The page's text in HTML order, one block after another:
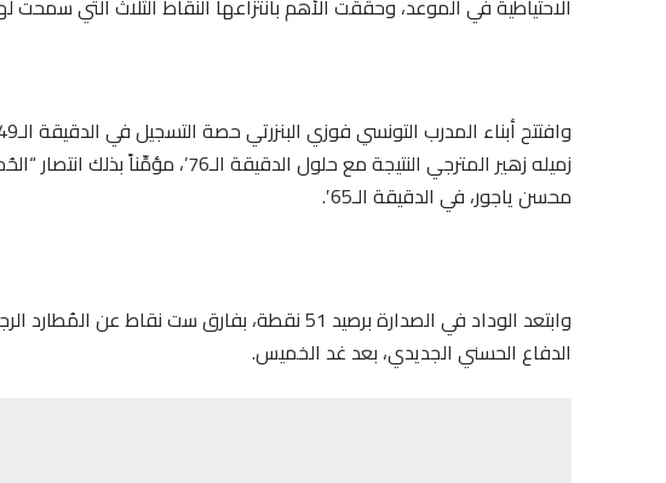
الاحتياطية في الموعد، وحقّقت الأهم بانتزاعها النقاط الثلاث التي سمحت
زميله زهير المترجي النتيجة مع حلول
محسن ياجور، في الدقيقة الـ65′.
وابتعد الوداد في الصدارة برصيد 51 نقطة، بفارق
الدفاع الحسني الجديدي، بعد غد الخميس.